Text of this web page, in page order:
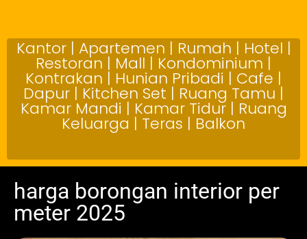
Kantor | Apartemen | Rumah | Hotel |
Restoran | Mall | Kondominium |
Kontrakan | Hunian Pribadi | Cafe |
Dapur | Kitchen Set | Ruang Tamu |
Kamar Mandi | Kamar Tidur | Ruang
Keluarga | Teras | Balkon
harga borongan interior per
meter 2025